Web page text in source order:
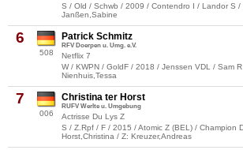
S / Old / Schwb / 2009 / Contendro I / Landor S /
Janßen,Sabine
6
508
Patrick Schmitz
RFV Doerpen u. Umg. e.V.
Netflix 7
W / KWPN / GoldF / 2018 / Jenssen VDL / Sam
Nienhuis,Tessa
7
006
Christina ter Horst
RUFV Werlte u. Umgebung
Actrisse Du Lys Z
S / Z.Rpf / F / 2015 / Atomic Z (BEL) / Champion
Horst,Christina / Z: Kreuzer,Andreas